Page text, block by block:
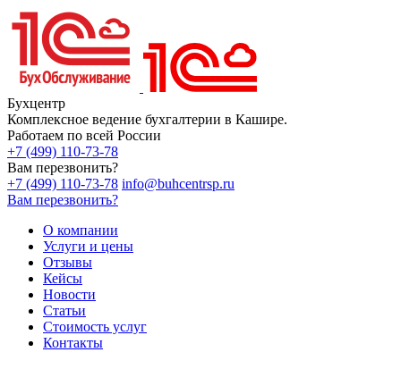
Бухцентр
Комплексное ведение бухгалтерии в Кашире.
Работаем по всей России
+7 (499) 110-73-78
Вам перезвонить?
+7 (499) 110-73-78 info@buhcentrsp.ru
Вам перезвонить?
О компании
Услуги и цены
Отзывы
Кейсы
Новости
Статьи
Стоимость услуг
Контакты